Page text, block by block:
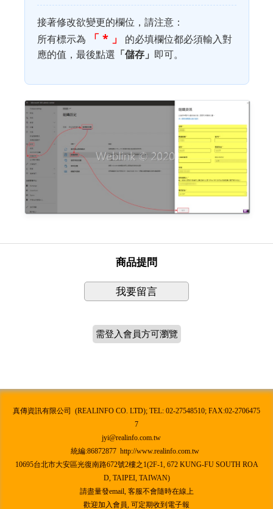
接著修改欲變更的欄位，請注意：
所有標示為
「 * 」
的必填欄位都必須輸入對
應的值，最後點選 「儲存」 即可。
商品提問
我要留言
需登入會員方可瀏覽
真傳資訊有限公司 (REALINFO CO. LTD); TEL: 02-27548510; FAX:02-2706475
7
jyi@realinfo.com.tw
統編:86872877 http://www.realinfo.com.tw
10695台北市大安區光復南路672號2樓之1(2F-1, 672 KUNG-FU SOUTH ROA
D, TAIPEI, TAIWAN)
請盡量發email, 客服不會隨時在線上
歡迎加入會員, 可定期收到電子報